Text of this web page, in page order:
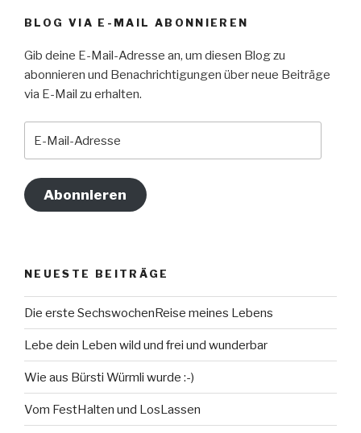
BLOG VIA E-MAIL ABONNIEREN
Gib deine E-Mail-Adresse an, um diesen Blog zu
abonnieren und Benachrichtigungen über neue Beiträge
via E-Mail zu erhalten.
Mail-
Abonnieren
NEUESTE BEITRÄGE
Die erste SechswochenReise meines Lebens
Lebe dein Leben wild und frei und wunderbar
Wie aus Bürsti Würmli wurde :-)
Vom FestHalten und LosLassen